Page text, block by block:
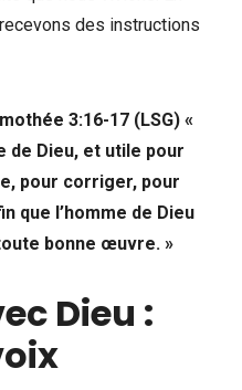
des instructions
3:16-17 (LSG) «
de Dieu, et utile pour
pour corriger, pour
que l’homme de Dieu
bonne œuvre. »
Dieu :